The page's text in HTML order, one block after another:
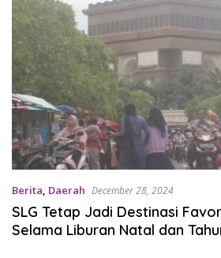
Berita, Daerah December 28, 2024
SLG Tetap Jadi Destinasi
Selama Liburan Natal dan